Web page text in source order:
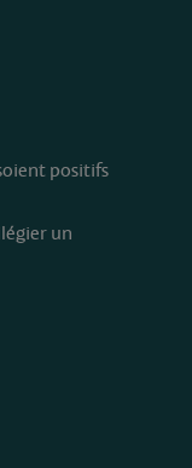
positifs
un